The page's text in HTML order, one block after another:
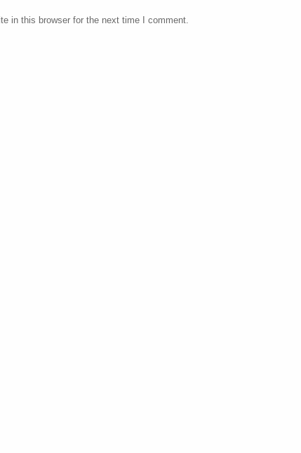
in this browser for the next time I comment.